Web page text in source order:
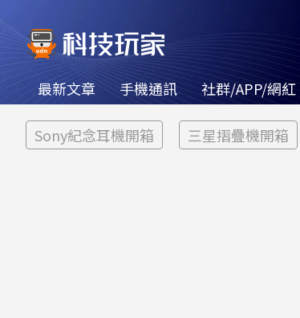
最新文章 手機通訊 社群/APP/網紅
Sony紀念耳機開箱 三星摺疊機開箱